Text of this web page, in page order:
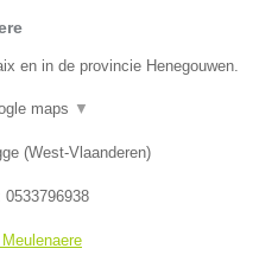
en in de provincie Henegouwen.
maps ▼
(West-Vlaanderen)
0533796938